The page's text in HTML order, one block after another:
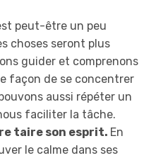
peut-être un peu
choses seront plus
guider et comprenons
façon de se concentrer
aussi répéter un
faciliter la tâche.
taire son esprit. En
le calme dans ses